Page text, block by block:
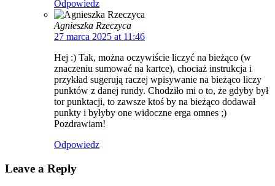
Odpowiedz
Agnieszka Rzeczyca
27 marca 2025 at 11:46
Hej :) Tak, można oczywiście liczyć na bieżąco (w
znaczeniu sumować na kartce), chociaż instrukcja i
przykład sugerują raczej wpisywanie na bieżąco liczy
punktów z danej rundy. Chodziło mi o to, że gdyby był
tor punktacji, to zawsze ktoś by na bieżąco dodawał
punkty i byłyby one widoczne erga omnes ;)
Pozdrawiam!
Odpowiedz
Leave a Reply